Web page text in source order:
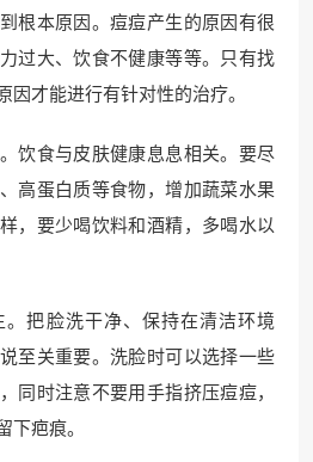
根本原因。痘痘产生的原因有很
过大、饮食不健康等等。只有找
才能进行有针对性的治疗。
饮食与皮肤健康息息相关。要尽
高蛋白质等食物，增加蔬菜水果
，要少喝饮料和酒精，多喝水以
把脸洗干净、保持在清洁环境
至关重要。洗脸时可以选择一些
同时注意不要用手指挤压痘痘，
疤痕。